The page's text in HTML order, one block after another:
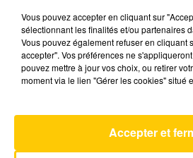
FREYA SKYE
Vous pouvez accepter en cliquant sur
sélectionnant les finalités et/ou partenaires
Vous pouvez également refuser en cliquant
accepter". Vos préférences ne
pouvez mettre à jour vos choix, ou retirer
moment via le lien "Gérer les cookies" situé
Accepter et